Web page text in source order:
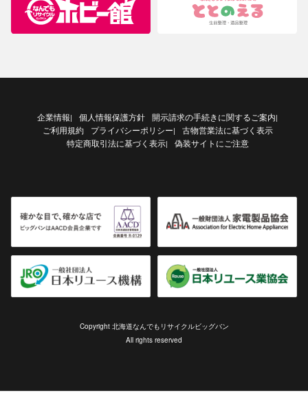
企業情報| 個人情報保護方針 開示請求の手続きに関するご案内|
ご利用規約 プライバシーポリシー|
古物営業法に基づく表示
特定商取引法に基づく表示| 偽装サイトにご注意
Copyright 北海道なんでもリサイクルビッグバン
All rights reserved